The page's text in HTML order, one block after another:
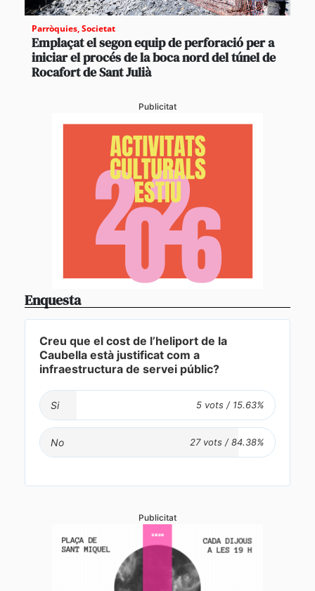
Parròquies,Societat
Emplaçat el segon equip de perforació per a
iniciar el procés de la boca nord del túnel de
Rocafort de Sant Julià
Publicitat
Enquesta
Creu que el cost de l’heliport de la
Caubella està justificat com a
infraestructura de servei públic?
Si
No
Publicitat